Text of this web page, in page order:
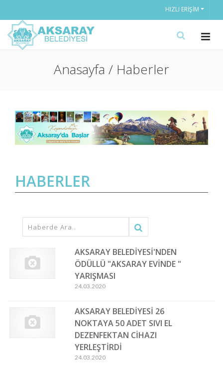
HIZLI ERIŞIM
Anasayfa / Haberler
HABERLER
AKSARAY BELEDİYESİ'NDEN
ÖDÜLLÜ "AKSARAY EVİNDE "
YARIŞMASI
24.03.2020
AKSARAY BELEDİYESİ 26
NOKTAYA 50 ADET SIVI EL
DEZENFEKTAN CİHAZI
YERLEŞTİRDİ
24.03.2020